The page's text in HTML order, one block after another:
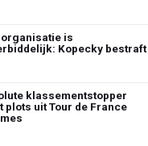
is
Kopecky bestraft
klassementstopper
plots uit Tour de France